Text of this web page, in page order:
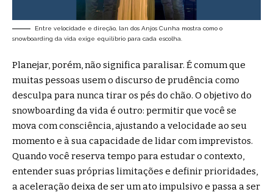
Entre velocidade e direção, Ian dos Anjos Cunha mostra como o
snowboarding da vida exige equilíbrio para cada escolha.
Planejar, porém, não significa paralisar. É comum que
muitas pessoas usem o discurso de prudência como
desculpa para nunca tirar os pés do chão. O objetivo do
snowboarding da vida é outro: permitir que você se
mova com consciência, ajustando a velocidade ao seu
momento e à sua capacidade de lidar com imprevistos.
Quando você reserva tempo para estudar o contexto,
entender suas próprias limitações e definir prioridades,
a aceleração deixa de ser um ato impulsivo e passa a ser